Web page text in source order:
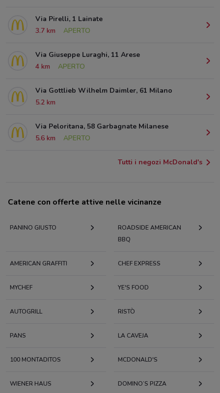
Via Pirelli, 1 Lainate
3.7 km
APERTO
Via Giuseppe Luraghi, 11 Arese
4 km
APERTO
Via Gottlieb Wilhelm Daimler, 61 Milano
5.2 km
Via Peloritana, 58 Garbagnate Milanese
5.6 km
APERTO
Tutti i negozi McDonald's
Catene con offerte attive nelle vicinanze
PANINO GIUSTO
ROADSIDE AMERICAN
BBQ
AMERICAN GRAFFITI CHEF EXPRESS
MYCHEF YE'S FOOD
AUTOGRILL RISTÒ
PANS LA CAVEJA
100 MONTADITOS MCDONALD'S
WIENER HAUS DOMINO’S PIZZA